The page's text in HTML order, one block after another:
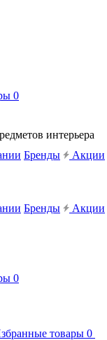
0
интерьера
Бренды Акции
Бренды Акции
0
товары 0